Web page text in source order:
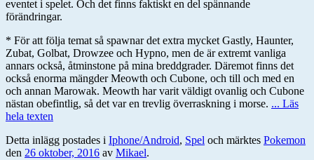
eventet i spelet. Och det finns faktiskt en del spännande
förändringar.
* För att följa temat så spawnar det extra mycket Gastly, Haunter,
Zubat, Golbat, Drowzee och Hypno, men de är extremt vanliga
annars också, åtminstone på mina breddgrader. Däremot finns det
också enorma mängder Meowth och Cubone, och till och med en
och annan Marowak. Meowth har varit väldigt ovanlig och Cubone
nästan obefintlig, så det var en trevlig överraskning i morse. ... Läs
hela texten
Detta inlägg postades i Iphone/Android, Spel och märktes Pokemon
den 26 oktober, 2016 av Mikael.